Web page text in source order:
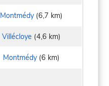
Montmédy (6,7 km)
Villécloye (4,6 km)
Montmédy (6 km)